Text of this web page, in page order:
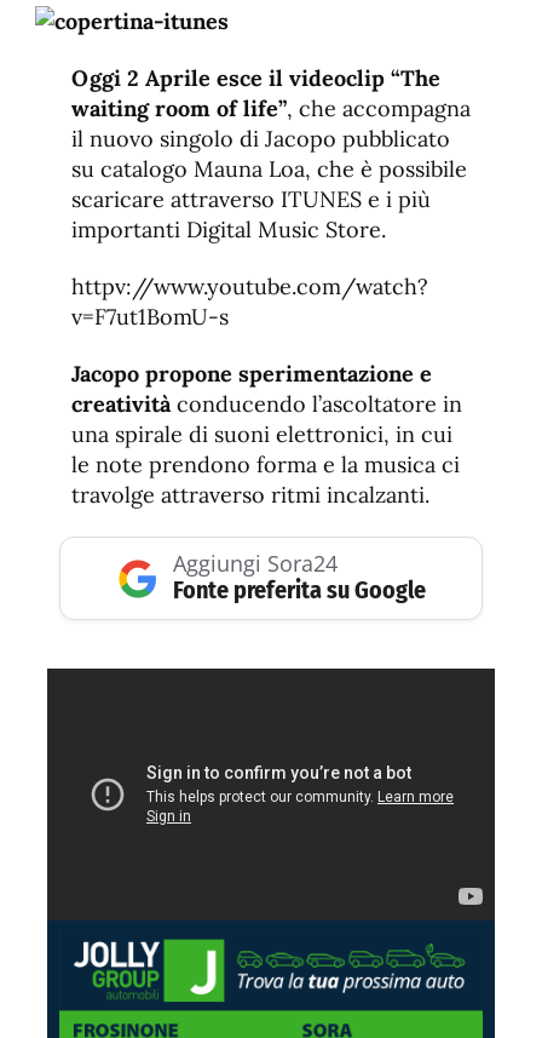
fuente.
Oggi 2 Aprile esce il videoclip “The
waiting room of life”, che accompagna
il nuovo singolo di Jacopo pubblicato
su catalogo Mauna Loa, che è possibile
scaricare attraverso ITUNES e i più
importanti Digital Music Store.
httpv://www.youtube.com/watch?
v=F7ut1BomU-s
Jacopo propone sperimentazione e
creativitàconducendo l’ascoltatore in
una spirale di suoni elettronici, in cui
le note prendono forma e la musica ci
travolge attraverso ritmi incalzanti.
Aggiungi Sora24
Fonte preferita su Google